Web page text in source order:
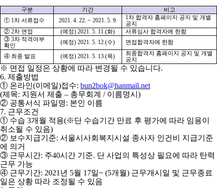
구분 기간
비고
① 1차 서류접수 2021. 4. 22. ~ 2021. 5. 9. 1차 합격자 홈페이지 공지 및 개별
공지
② 2차 면접 (예정) 2021. 5. 11.(화)
서류심사 합격자에 한함
③ 3차 적격여부
확인
(예정) 2021. 5. 12.(수) 면접합격자에 한함
④ 최종 발표 (예정) 2021. 5. 13.(목)
최종합격자 홈페이지 공지 및 개별
공지
※ 면접 일정은 상황에 따라 변경될 수 있습니다.
6. 제출방법
① 온라인(이메일)접수: bun2bok@hanmail.net
(제목: 지원서 제출 – 총무회계 / 이름명시 )
② 공통서식 파일명: 본인 이름
7. 근무조건
① 수습 3개월 적용(※단 수습기간 만료 후 평가에 따라 임용이
취소될 수 있음)
② 보수지급기준: 서울시사회복지시설 종사자 인건비 지급기준
에 의거
③ 근무시간: 주40시간 기준. 단 사업의 특성상 필요에 따라 탄력
근무 가능
④ 근무기간: 2021 년 5월 17일~ (5개월) 근무개시일 및 근무종료
일은 상황 따라 조정될 수 있음